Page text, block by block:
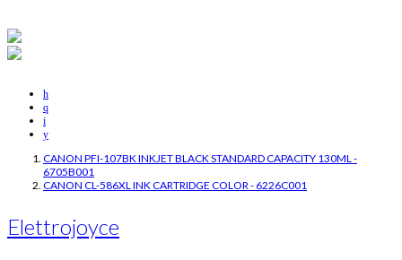
CANON PFI-107BK INKJET BLACK STANDARD CAPACITY 130ML -
6705B001
CANON CL-586XL INK CARTRIDGE COLOR - 6226C001
Elettrojoyce